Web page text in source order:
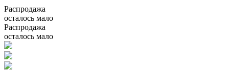
Распродажа
осталось мало
Распродажа
осталось мало